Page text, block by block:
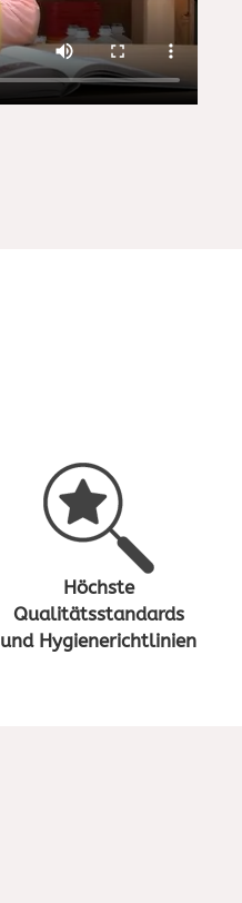
Höchste
Qualitätsstandards
und Hygienerichtlinien